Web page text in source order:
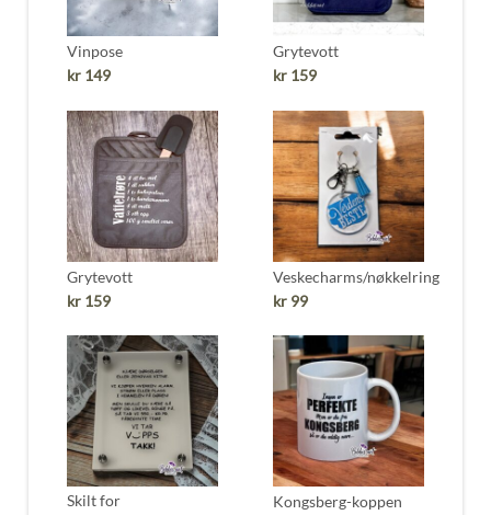
Vinpose
kr149
Grytevott
kr 159
Grytevott
kr159
Veskecharms/nøkkelring
kr 99
Skilt for
Kongsberg-koppen